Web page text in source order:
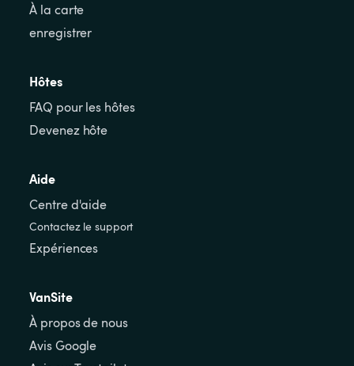
À la carte
enregistrer
Hôtes
FAQ pour les hôtes
Devenez hôte
Aide
Centre d'aide
Contactez le support
Expériences
VanSite
À propos de nous
Avis Google